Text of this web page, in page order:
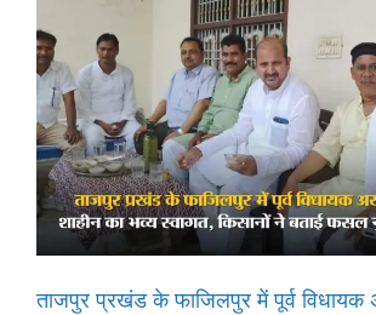
ताजपुर प्रखंड के फाजिलपुर में पूर्व